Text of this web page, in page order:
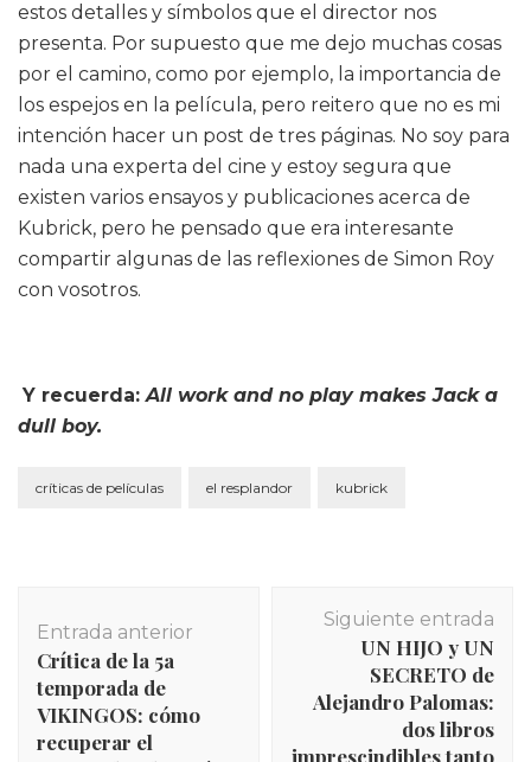
estos detalles y símbolos que el director nos
presenta. Por supuesto que me dejo muchas cosas
por el camino, como por ejemplo, la importancia de
los espejos en la película, pero reitero que no es mi
intención hacer un post de tres páginas. No soy para
nada una experta del cine y estoy segura que
existen varios ensayos y publicaciones acerca de
Kubrick, pero he pensado que era interesante
compartir algunas de las reflexiones de Simon Roy
con vosotros.
Y recuerda:All work and no play makes Jack a
dull boy.
críticas de películas el resplandor kubrick
de
entradas
Entrada anterior
Crítica de la 5a
temporada de
VIKINGOS: cómo
recuperar el
Siguiente entrada
UN HIJO y UN
SECRETO de
Alejandro Palomas:
dos libros
imprescindibles tanto